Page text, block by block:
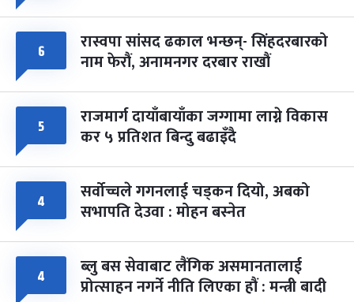
६ रास्वपा सांसद ढकाल भन्छन्- सिंहदरबारको
नाम फेरौं, अनामनगर दरबार राखौं
५ राजमार्ग दायाँबायाँका जग्गामा लाग्ने विकास
कर ५ प्रतिशत बिन्दु बढाइँदै
४ सर्वोच्चले गगनलाई चड्कन दियो, अबको
सभापति देउवा : मोहन बस्नेत
४ ब्लु बस सेवाबाट लैंगिक असमानतालाई
प्रोत्साहन नगर्ने नीति लिएका हौं : मन्त्री बादी